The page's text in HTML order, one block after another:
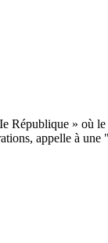
appelle à